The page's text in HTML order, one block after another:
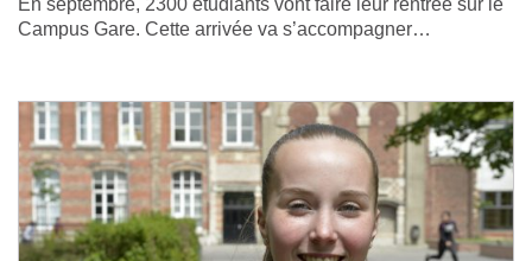
Campus Gare. Cette arrivée va s’accompagner…